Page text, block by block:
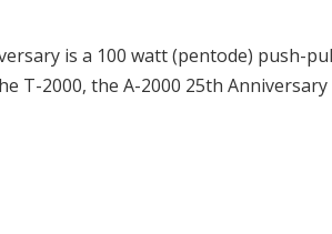
is a 100 watt (pentode) push-
T-2000, the A-2000 25th Anniversary